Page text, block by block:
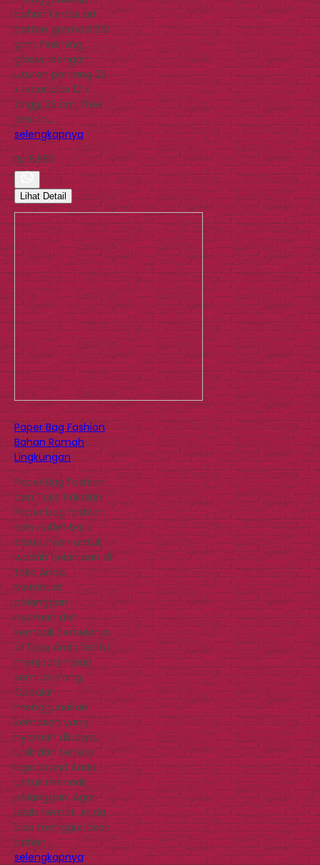
bahan kertas art
carton gramasi 210
grm. Finishing
glossy, dengan
ukuran panjang 25
x lebar alas 12 x
tinggi 35 cm, free
desain,…
selengkapnya
Rp 5.850
Lihat Detail
Paper Bag Fashion
Bahan Ramah
Lingkungan
Paper Bag Fashion
dan Toko Pakaian
Paper bag fashion
dan outlet baju
dibutuhkan untuk
wadah belanjaan di
toko Anda.
Membuat
pelanggan
nyaman dan
kembali berbelanja
di Toko Anda tentu
menjadi impian
semua orang.
Cobalah
menggunakan
kemasan yang
nyaman dibawa,
unik dan tertera
logo brand Anda,
untuk menarik
pelanggan. Agar
lebih hemat, Anda
bisa menggunakan
bahan…
selengkapnya